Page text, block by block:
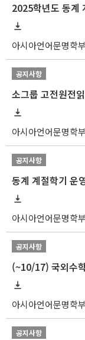
아시아언어문명학부
공지사항
소그룹 고전원전
아시아언어문명학부
공지사항
동계 계절학기 운
아시아언어문명학부
공지사항
(~10/17) 국외수
아시아언어문명학부
공지사항